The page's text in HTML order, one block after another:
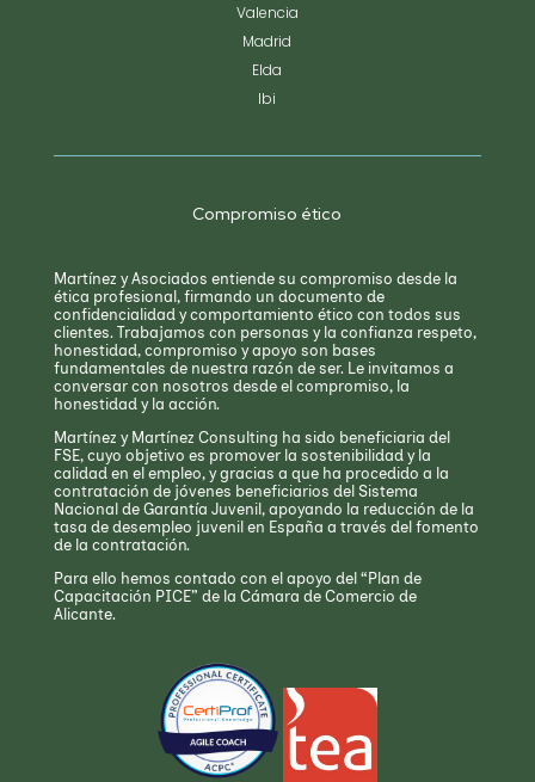
Valencia
Madrid
Elda
Ibi
Compromiso ético
Martínez y Asociados entiende su compromiso desde la
ética profesional, firmando un documento de
confidencialidad y comportamiento ético con todos sus
clientes. Trabajamos con personas y la confianza respeto,
honestidad, compromiso y apoyo son bases
fundamentales de nuestra razón de ser. Le invitamos a
conversar con nosotros desde el compromiso, la
honestidad y la acción.
Martínez y Martínez Consulting ha sido beneficiaria del
FSE, cuyo objetivo es promover la sostenibilidad y la
calidad en el empleo, y gracias a que ha procedido a la
contratación de jóvenes beneficiarios del Sistema
Nacional de Garantía Juvenil, apoyando la reducción de la
tasa de desempleo juvenil en España a través del fomento
de la contratación.
Para ello hemos contado con el apoyo del “Plan de
Capacitación PICE” de la Cámara de Comercio de
Alicante.